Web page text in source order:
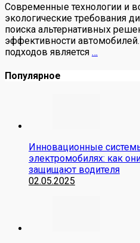
Современные технологии и
экологические требования
поиска альтернативных
эффективности
подходов является …
Популярное
Инновационные
электромобилях: как
защищают водителя
02.05.2025